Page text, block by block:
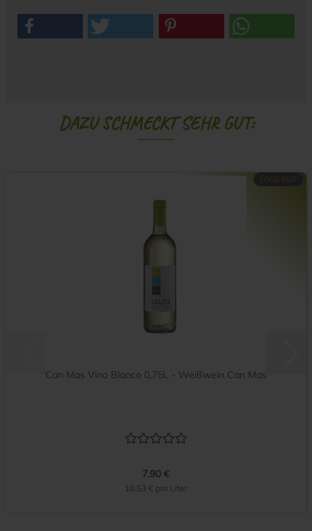
DAZU SCHMECKT SEHR GUT:
SOLD OUT
Can Mas Vino Blanco 0,75L - Weißwein Can Mas
7.90 €
10.53 € pro Liter